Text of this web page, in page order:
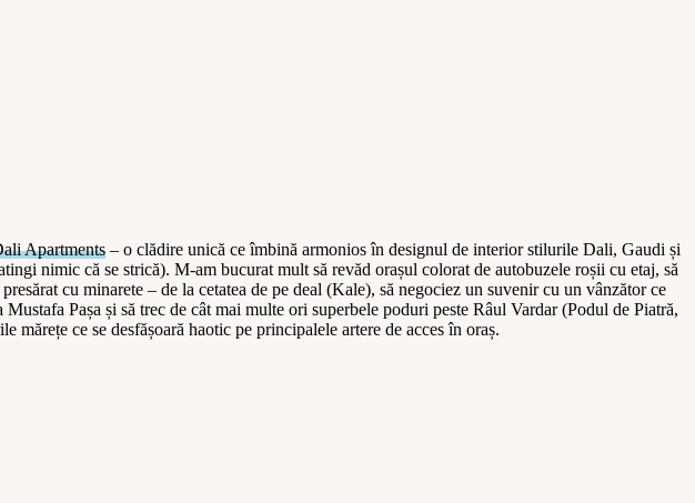
Apartments – o clădire unică ce îmbină armonios în designul de interior stilurile Dali, Gaudi și
nimic că se strică). M-am bucurat mult să revăd orașul colorat de autobuzele roșii cu etaj, să
cu minarete – de la cetatea de pe deal (Kale), să negociez un suvenir cu un vânzător ce
Pașa și să trec de cât mai multe ori superbele poduri peste Râul Vardar (Podul de Piatră,
ce se desfășoară haotic pe principalele artere de acces în oraș.